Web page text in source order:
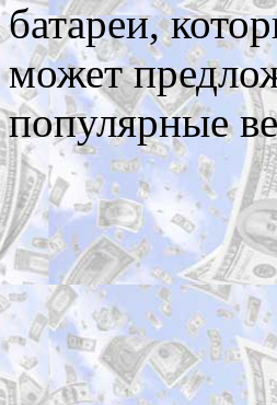
батареи,
может
популярные